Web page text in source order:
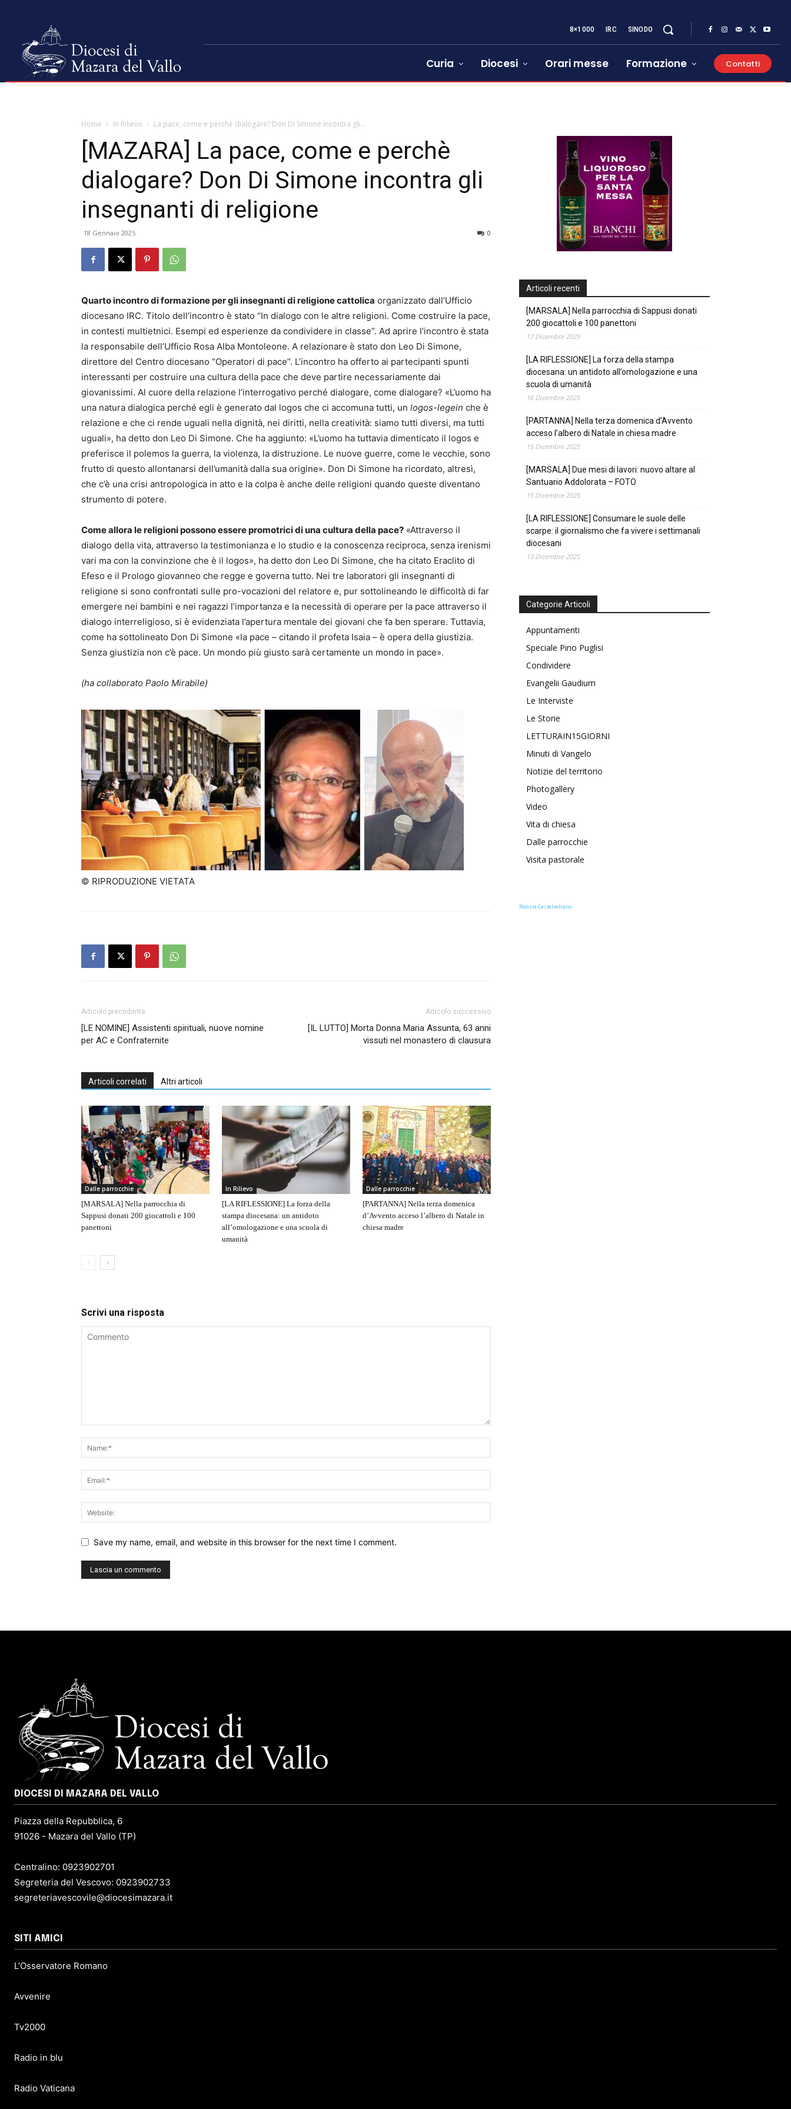
8×1000 IRC SINODO
Curia Diocesi Orari messe Formazione Contatti
Home In Rilievo La pace, come e perchè dialogare? Don Di Simone incontra gli...
[MAZARA] La pace, come e perchè
dialogare? Don Di Simone incontra gli
insegnanti di religione
18 Gennaio 2025 0
Quarto incontro di formazione per gli insegnanti di religione cattolica organizzato dall’Ufficio
diocesano IRC. Titolo dell’incontro è stato “In dialogo con le altre religioni. Come costruire la pace,
in contesti multietnici. Esempi ed esperienze da condividere in classe”. Ad aprire l’incontro è stata
la responsabile dell’Ufficio Rosa Alba Montoleone. A relazionare è stato don Leo Di Simone,
direttore del Centro diocesano “Operatori di pace”. L’incontro ha offerto ai partecipanti spunti
interessanti per costruire una cultura della pace che deve partire necessariamente dai
giovanissimi. Al cuore della relazione l’interrogativo perché dialogare, come dialogare? «L’uomo ha
una natura dialogica perché egli è generato dal logos che ci accomuna tutti, un logos-legein che è
relazione e che ci rende uguali nella dignità, nei diritti, nella creatività: siamo tutti diversi, ma tutti
uguali», ha detto don Leo Di Simone. Che ha aggiunto: «L’uomo ha tuttavia dimenticato il logos e
preferisce il polemos la guerra, la violenza, la distruzione. Le nuove guerre, come le vecchie, sono
frutto di questo allontanarsi dell’umanità dalla sua origine». Don Di Simone ha ricordato, altresì,
che c’è una crisi antropologica in atto e la colpa è anche delle religioni quando queste diventano
strumento di potere.
Come allora le religioni possono essere promotrici di una cultura della pace? «Attraverso il
dialogo della vita, attraverso la testimonianza e lo studio e la conoscenza reciproca, senza irenismi
vari ma con la convinzione che è il logos», ha detto don Leo Di Simone, che ha citato Eraclito di
Efeso e il Prologo giovanneo che regge e governa tutto. Nei tre laboratori gli insegnanti di
religione si sono confrontati sulle pro-vocazioni del relatore e, pur sottolineando le difficoltà di far
emergere nei bambini e nei ragazzi l’importanza e la necessità di operare per la pace attraverso il
dialogo interreligioso, si è evidenziata l’apertura mentale dei giovani che fa ben sperare. Tuttavia,
come ha sottolineato Don Di Simone «la pace – citando il profeta Isaia – è opera della giustizia.
Senza giustizia non c’è pace. Un mondo più giusto sarà certamente un mondo in pace».
(ha collaborato Paolo Mirabile)
© RIPRODUZIONE VIETATA
Articolo precedente
[LE NOMINE] Assistenti spirituali, nuove nomine
per AC e Confraternite
Articolo successivo
[IL LUTTO] Morta Donna Maria Assunta, 63 anni
vissuti nel monastero di clausura
Articoli correlati Altri articoli
Dalle parrocchie
[MARSALA] Nella parrocchia di
Sappusi donati 200 giocattoli e 100
panettoni
In Rilievo
[LA RIFLESSIONE] La forza della
stampa diocesana: un antidoto
all’omologazione e una scuola di
umanità
Dalle parrocchie
[PARTANNA] Nella terza domenica
d’Avvento acceso l’albero di Natale in
chiesa madre
Scrivi una risposta
Save my name, email, and website in this browser for the next time I comment.
Articoli recenti
[MARSALA] Nella parrocchia di Sappusi donati
200 giocattoli e 100 panettoni
17 Dicembre 2025
[LA RIFLESSIONE] La forza della stampa
diocesana: un antidoto all’omologazione e una
scuola di umanità
16 Dicembre 2025
[PARTANNA] Nella terza domenica d’Avvento
acceso l’albero di Natale in chiesa madre
15 Dicembre 2025
[MARSALA] Due mesi di lavori: nuovo altare al
Santuario Addolorata – FOTO
15 Dicembre 2025
[LA RIFLESSIONE] Consumare le suole delle
scarpe: il giornalismo che fa vivere i settimanali
diocesani
13 Dicembre 2025
Categorie Articoli
Appuntamenti
Speciale Pino Puglisi
Condividere
Evangelii Gaudium
Le Interviste
Le Storie
LETTURAIN15GIORNI
Minuti di Vangelo
Notizie del territorio
Photogallery
Video
Vita di chiesa
Dalle parrocchie
Visita pastorale
Notizie Castelvetrano
DIOCESI DI MAZARA DEL VALLO
Piazza della Repubblica, 6
91026 - Mazara del Vallo (TP)
Centralino: 0923902701
Segreteria del Vescovo: 0923902733
segreteriavescovile@diocesimazara.it
SITI AMICI
L’Osservatore Romano
Avvenire
Tv2000
Radio in blu
Radio Vaticana